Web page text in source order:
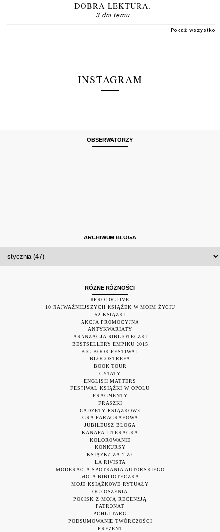
DOBRA LEKTURA.
3 dni temu
Pokaż wszystko
INSTAGRAM
OBSERWATORZY
ARCHIWUM BLOGA
RÓŻNE RÓŻNOŚCI
#PROLOGLIVE
10 NAJWAŻNIEJSZYCH KSIĄŻEK W MOIM ŻYCIU
52 KSIĄŻKI
AKCJA PROMOCYJNA
ANTYKWARIATY
ARANŻACJA BIBLIOTECZKI
BESTSELLERY EMPIKU 2015
BIG BOOK FESTIWAL
BLOGOSTREFA
BOOK TOUR
CYTATY
ENGLISH MATTERS
FESTIWAL KSIĄŻKI W OPOLU
FRAGMENTY
FRASZKI
GADŻETY KSIĄŻKOWE
GRA PARAGRAFOWA
JUBILEUSZ BLOGA
KANAPA LITERACKA
KOLOROWANIE
KONKURSY
KSIĄŻKA ZA 1 ZŁ
LA RIVISTA
MODERACJA SPOTKANIA AUTORSKIEGO
MOJA BIBLIOTECZKA
MOJE KSIĄŻKOWE RYTUAŁY
OGŁOSZENIA
POCISK Z MOJĄ RECENZJĄ
PATRONAT
PCHLI TARG
PODSUMOWANIE TWÓRCZOŚCI
PREZENT